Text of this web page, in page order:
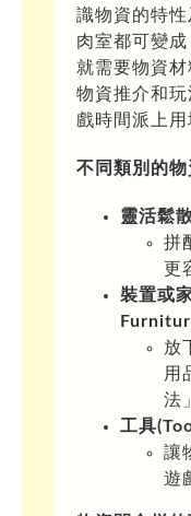
識物資的特
肉室都可變成
就需要物資
物資推介和
戲時間派上用
不同類別的物
靈活鬆
拼
更
裝置或
放
用
法
工具
讓
遊